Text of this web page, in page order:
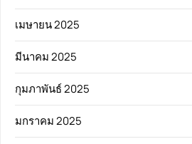
เมษายน 2025
มีนาคม 2025
กุมภาพันธ์ 2025
มกราคม 2025